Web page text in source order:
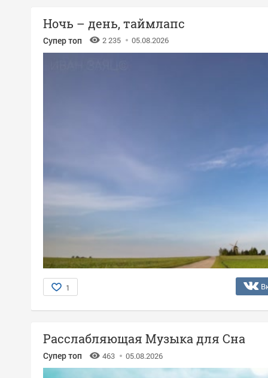
Ночь – день, таймлапс
Супер топ 2 235 05.08.2026
1
Расслабляющая Музыка для Сна
Супер топ 463 05.08.2026